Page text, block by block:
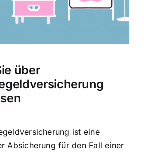
über
ist eine
Absicherung für den Fall einer